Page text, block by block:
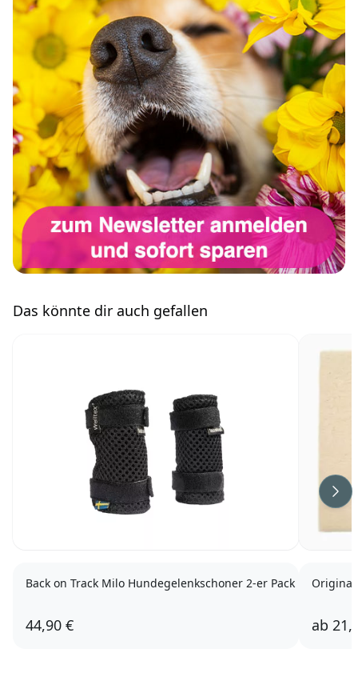
Das könnte dir auch gefallen
Back on Track Milo Hundegelenkschoner 2-er Pack
44,90 €
Original
ab